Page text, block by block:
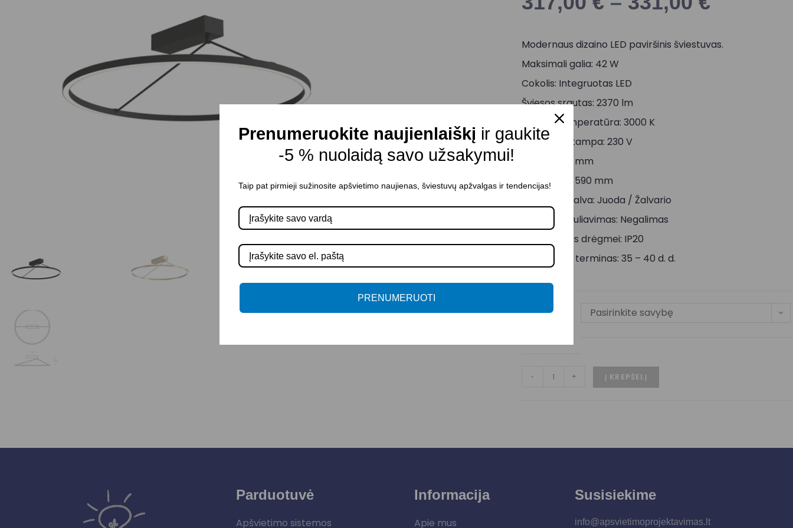
Modernaus dizaino LED paviršinis šviestuvas.
Maksimali galia: 42 W
Cokolis: Integruotas LED
Šviesos srautas: 2370 lm
Šviesos temperatūra: 3000 K
Maitinimo įtampa: 230 V
Aukštis: 172 mm
Diametras: 590 mm
Korpuso spalva: Juoda / Žalvario
Šviesos reguliavimas: Negalimas
Atsparumas drėgmei: IP20
Pristatymo terminas: 35 – 40 d. d.
SPALVA Pasirinkite savybę
- + Į KREPŠELĮ
Parduotuvė
Apšvietimo sistemos
Informacija
Apie mus
Susisiekime
info@apsvietimoprojektavimas.lt
Prenumeruokite naujienlaiškį ir gaukite
-5 % nuolaidą savo užsakymui!
Taip pat pirmieji sužinosite apšvietimo naujienas, šviestuvų apžvalgas ir tendencijas!
PRENUMERUOTI